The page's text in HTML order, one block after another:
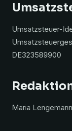
Umsatzsteuer-
DE323589900
Maria Lengemann